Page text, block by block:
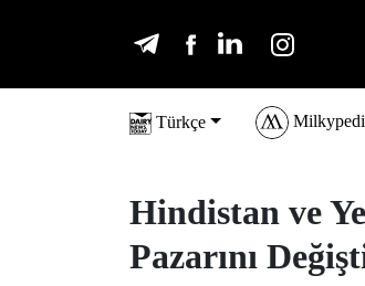
Türkçe
Hindistan ve
Pazarını